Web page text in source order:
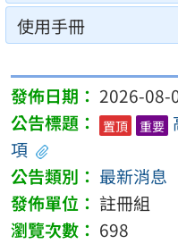
使用手冊
2026-08-
置頂 重要
項
最新消息
註冊組
698